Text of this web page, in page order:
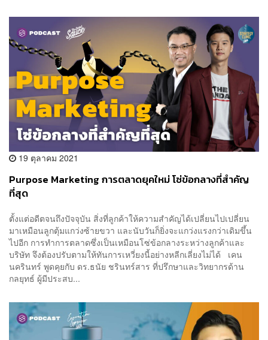
19 ตุลาคม 2021
Purpose Marketing การตลาดยุคใหม่ โซ่ข้อกลางที่สำคัญ
ที่สุด
ตั้งแต่อดีตจนถึงปัจจุบัน สิ่งที่ลูกค้าให้ความสำคัญได้เปลี่ยนไปเปลี่ยน
มาเหมือนลูกตุ้มแกว่งซ้ายขวา และนับวันก็ยิ่งจะแกว่งแรงกว่าเดิมขึ้น
ไปอีก การทำการตลาดซึ่งเป็นเหมือนโซ่ข้อกลางระหว่างลูกค้าและ
บริษัท จึงต้องปรับตามให้ทันการเหวี่ยงนี้อย่างหลีกเลี่ยงไม่ได้ เคน
นครินทร์ พูดคุยกับ ดร.ธนัย ชรินทร์สาร ที่ปรึกษาและวิทยากรด้าน
กลยุทธ์ ผู้มีประสบ...